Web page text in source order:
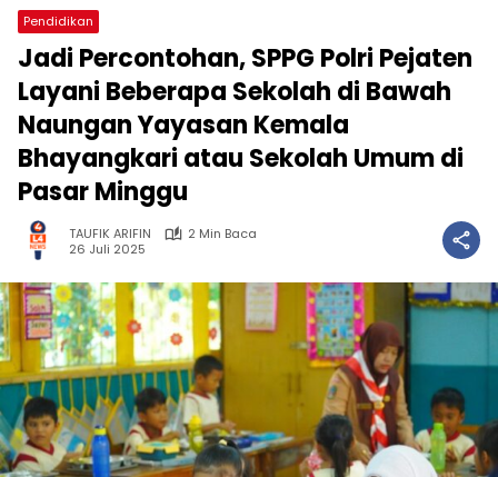
Pendidikan
Jadi Percontohan, SPPG Polri Pejaten
Layani Beberapa Sekolah di Bawah
Naungan Yayasan Kemala
Bhayangkari atau Sekolah Umum di
Pasar Minggu
TAUFIK ARIFIN
2 Min Baca
26 Juli 2025